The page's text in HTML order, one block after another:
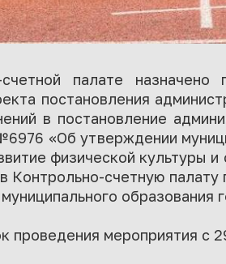
палате назначено
постановления
в постановление
«Об утверждении
физической культуры
Контрольно-счетную
проведения мероприятия с